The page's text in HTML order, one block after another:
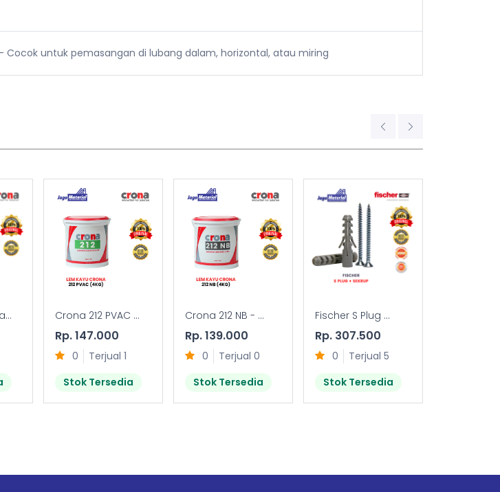
untuk pemasangan di lubang dalam, horizontal, atau miring
Crona 212 PVAC ...
Rp. 147.000
0
Terjual 1
Stok Tersedia
Crona 212 NB - ...
Rp. 139.000
0
Terjual 0
Stok Tersedia
Fischer S Plug ...
Rp. 307.500
0
Terjual 5
Stok Tersedia